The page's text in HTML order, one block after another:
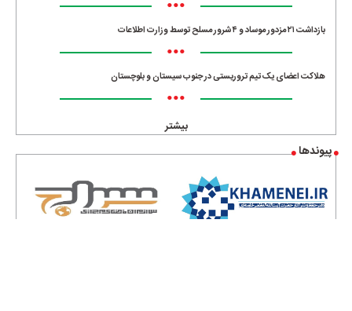
•••
بازداشت ۲۱ مزدور موساد و ۴ شرور مسلح توسط وزارت اطلاعات
•••
هلاکت اعضای یک تیم تروریستی در جنوب سیستان و بلوچستان
•••
بیشتر
پیوندها